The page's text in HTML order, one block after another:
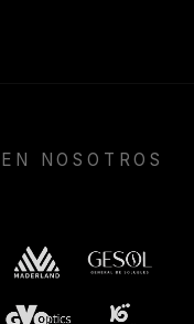
NOSOTROS